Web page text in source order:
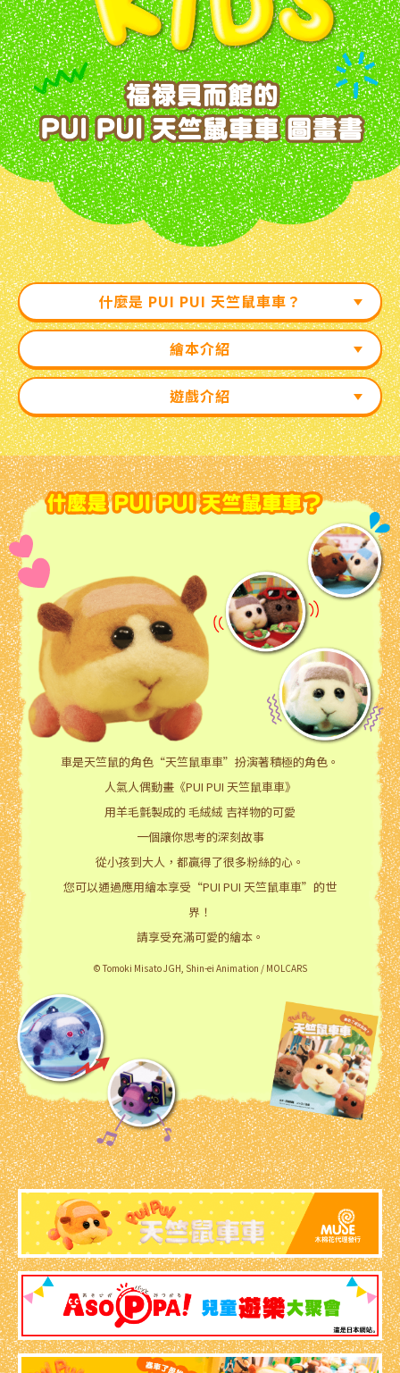
什麼是 PUI PUI 天竺鼠車車？
繪本介紹
遊戲介紹
車是天竺鼠的角色“天竺鼠車車”扮演著積極的角色。
人氣人偶動畫《PUI PUI 天竺鼠車車》
用羊毛氈製成的 毛絨絨 吉祥物的可愛
一個讓你思考的深刻故事
從小孩到大人，都贏得了很多粉絲的心。
您可以通過應用繪本享受“PUI PUI 天竺鼠車車”的世
界！
請享受充滿可愛的繪本。
© Tomoki Misato JGH, Shin-ei Animation / MOLCARS